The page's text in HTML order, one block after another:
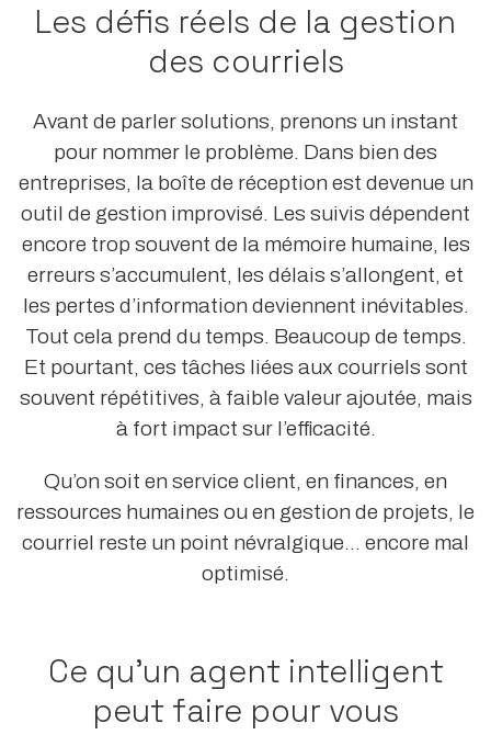
Les défis réels de la gestion
des courriels
Avant de parler solutions, prenons un instant
pour nommer le problème. Dans bien des
entreprises, la boîte de réception est devenue un
outil de gestion improvisé. Les suivis dépendent
encore trop souvent de la mémoire humaine, les
erreurs s’accumulent, les délais s’allongent, et
les pertes d’information deviennent inévitables.
Tout cela prend du temps. Beaucoup de temps.
Et pourtant, ces tâches liées aux courriels sont
souvent répétitives, à faible valeur ajoutée, mais
à fort impact sur l’efficacité.
Qu’on soit en service client, en finances, en
ressources humaines ou en gestion de projets, le
courriel reste un point névralgique… encore mal
optimisé.
Ce qu’un agent intelligent
peut faire pour vous